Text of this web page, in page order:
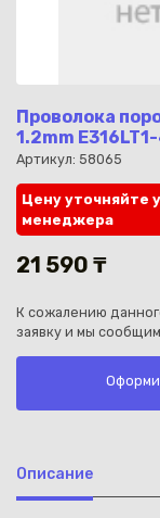
Проволока
1.2mm E316LT1-
Артикул: 58065
Цену уточняйте у
менеджера
21 590 ₸
К сожалению
заявку и мы
Описание